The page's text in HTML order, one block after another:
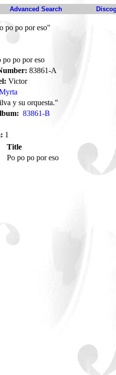
Advanced Search
po po por eso"
po po por eso
83861-A
Victor
y su orquesta."
83861-B
1
Title
Po po po por eso